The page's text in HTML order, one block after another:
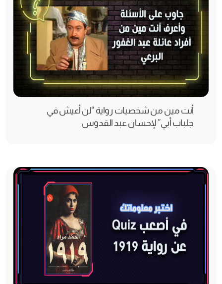
أنت مين من شخصيات رواية “لن أعيش في
جلباب أبي” لإحسان عبد القدوس